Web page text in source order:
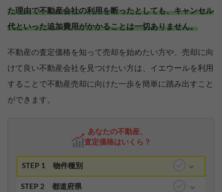
た理由で不動産会社の利用を断ったとしても、キャンセル
代といった追加費用がかかることは一切ありません。
不動産の査定価格を知って売却を始めたい方や、売却に向
けて良い不動産会社を見つけたい方は、イエウールを利用
することで不動産売却に向けた一歩を簡単に踏み出すこと
ができます。
あなたの不動産、
査定価格はいくら？
STEP 1 物件種別
STEP 2 都道府県